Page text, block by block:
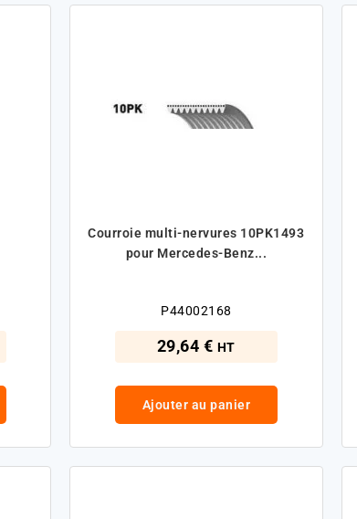
Courroie multi-nervures 10PK1493
pour Mercedes-Benz...
P44002168
29,64 € HT
Ajouter au panier